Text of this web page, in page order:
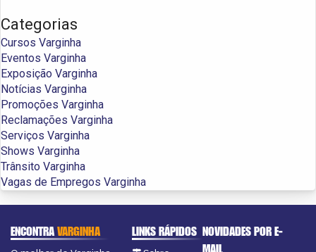
Categorias
Cursos Varginha
Eventos Varginha
Exposição Varginha
Notícias Varginha
Promoções Varginha
Reclamações Varginha
Serviços Varginha
Shows Varginha
Trânsito Varginha
Vagas de Empregos Varginha
ENCONTRAVARGINHA LINKS RÁPIDOS NOVIDADES POR E-
MAIL